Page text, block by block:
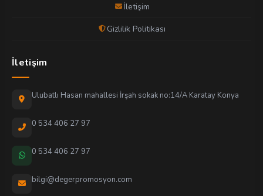
İletişim
Gizlilik Politikası
İletişim
Ulubatlı Hasan mahallesi İrşah sokak no:14/A Karatay Konya
0 534 406 27 97
0 534 406 27 97
bilgi@degerpromosyon.com